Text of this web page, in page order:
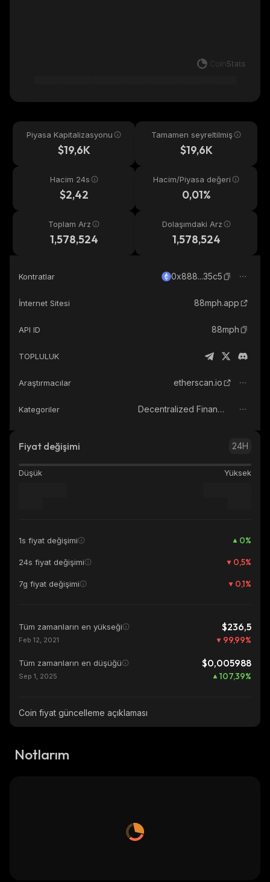
Piyasa Kapitalizasyonu
$19,6K
Tamamen seyreltilmiş
$19,6K
Hacim 24s
$2,42
Hacim/Piyasa değeri
0,01%
Toplam Arz
1,578,524
Dolaşımdaki Arz
1,578,524
Kontratlar 0x888...35c5
İnternet Sitesi 88mph.app
API ID 88mph
TOPLULUK
Araştırmacılar etherscan.io
Kategoriler Decentralized Finance (DeFi)
Fiyat değişimi 24H
Düşük Yüksek
1s fiyat değişimi 0%
24s fiyat değişimi 0,5%
7g fiyat değişimi 0,1%
Tüm zamanların en yükseği $236,5
Feb 12, 2021 99,99%
Tüm zamanların en düşüğü $0,005988
Sep 1, 2025 107,39%
Coin fiyat güncelleme açıklaması
Notlarım